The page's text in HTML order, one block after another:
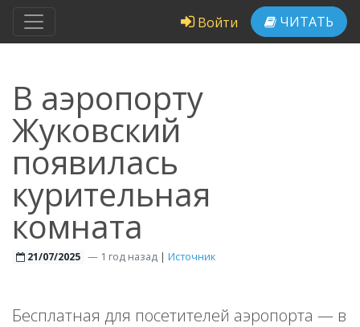
Войти ЧИТАТЬ
В аэропорту
Жуковский
появилась
курительная
комната
21/07/2025 —1 год назад | Источник
Бесплатная для посетителей аэропорта — в